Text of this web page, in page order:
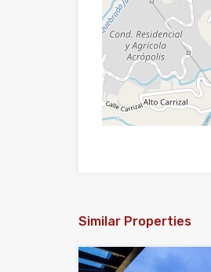
Similar Properties